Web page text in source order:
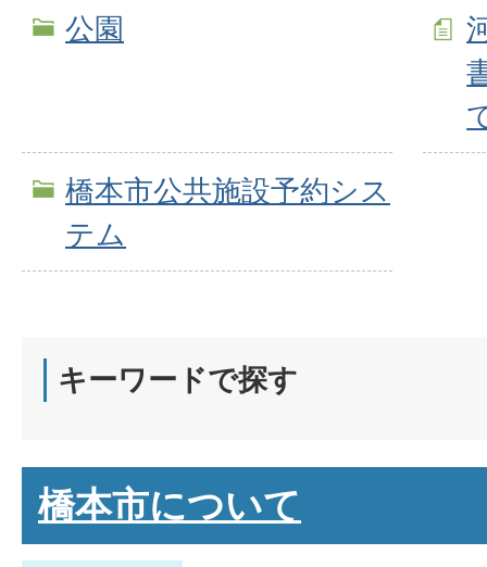
公園
橋本市公共施設予約シス
テム
キーワードで探す
橋本市について